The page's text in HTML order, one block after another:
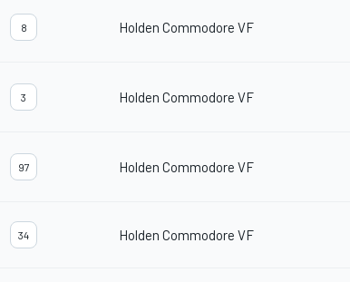
8 Holden Commodore VF
3 Holden Commodore VF
97 Holden Commodore VF
34 Holden Commodore VF